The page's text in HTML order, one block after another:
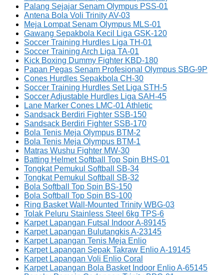
Palang Sejajar Senam Olympus PSS-01
Antena Bola Voli Trinity AV-03
Meja Lompat Senam Olympus MLS-01
Gawang Sepakbola Kecil Liga GSK-120
Soccer Training Hurdles Liga TH-01
Soccer Training Arch Liga TA-01
Kick Boxing Dummy Fighter KBD-180
Papan Pegas Senam Profesional Olympus SBG-9P
Cones Hurdles Sepakbola CH-30
Soccer Training Hurdles Set Liga STH-5
Soccer Adjustable Hurdles Liga SAH-45
Lane Marker Cones LMC-01 Athletic
Sandsack Berdiri Fighter SSB-150
Sandsack Berdiri Fighter SSB-170
Bola Tenis Meja Olympus BTM-2
Bola Tenis Meja Olympus BTM-1
Matras Wushu Fighter MW-30
Batting Helmet Softball Top Spin BHS-01
Tongkat Pemukul Softball SB-34
Tongkat Pemukul Softball SB-32
Bola Softball Top Spin BS-150
Bola Softball Top Spin BS-100
Ring Basket Wall-Mounted Trinity WBG-03
Tolak Peluru Stainless Steel 6kg TPS-6
Karpet Lapangan Futsal Indoor A-89145
Karpet Lapangan Bulutangkis A-23145
Karpet Lapangan Tenis Meja Enlio
Karpet Lapangan Sepak Takraw Enlio A-19145
Karpet Lapangan Voli Enlio Coral
Karpet Lapangan Bola Basket Indoor Enlio A-65145